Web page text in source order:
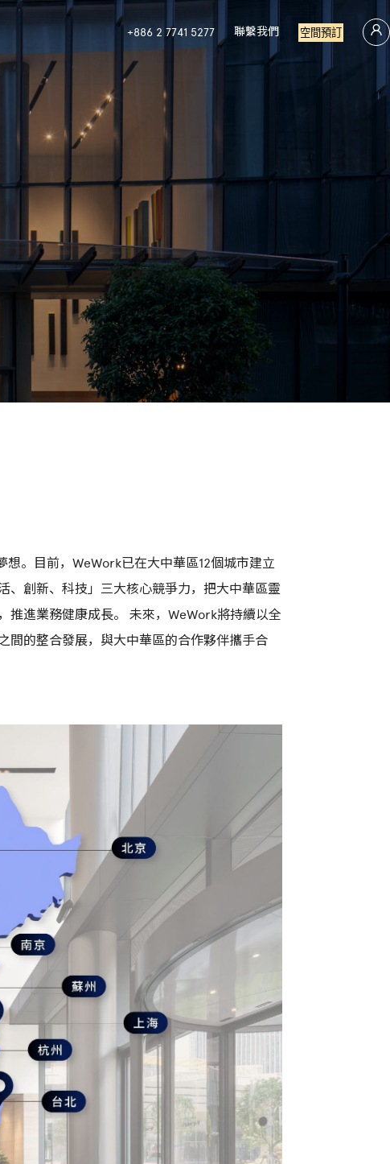
+886 2 7741 5277 聯繫我們 空間預訂
。目前，WeWork已在大中華區12個城市建立
、創新、科技」三大核心競爭力，把大中華區靈
推進業務健康成長。 未來，WeWork將持續以全
間的整合發展，與大中華區的合作夥伴攜手合